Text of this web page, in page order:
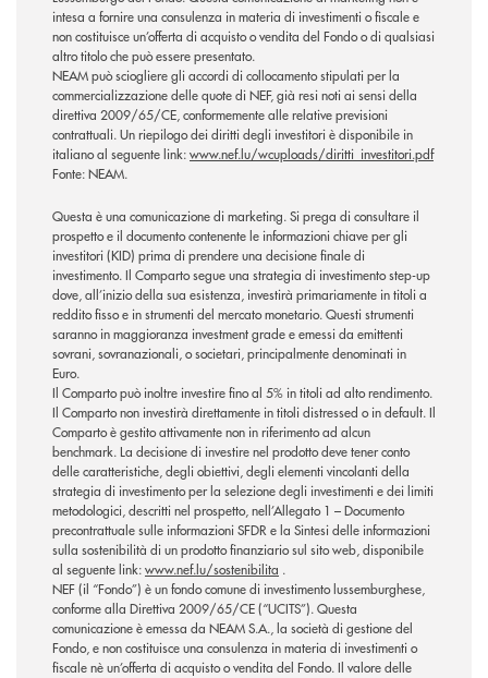
intesa a fornire una consulenza in materia di investimenti o fiscale e
non costituisce un’offerta di acquisto o vendita del Fondo o di qualsiasi
altro titolo che può essere presentato.
NEAM può sciogliere gli accordi di collocamento stipulati per la
commercializzazione delle quote di NEF, già resi noti ai sensi della
direttiva 2009/65/CE, conformemente alle relative previsioni
contrattuali. Un riepilogo dei diritti degli investitori è disponibile in
italiano al seguente link:www.nef.lu/wcuploads/diritti_investitori.pdf
Fonte: NEAM.
Questa è una comunicazione di marketing. Si prega di consultare il
prospetto e il documento contenente le informazioni chiave per gli
investitori (KID) prima di prendere una decisione finale di
investimento. Il Comparto segue una strategia di investimento step-up
dove, all’inizio della sua esistenza, investirà primariamente in titoli a
reddito fisso e in strumenti del mercato monetario. Questi strumenti
saranno in maggioranza investment grade e emessi da emittenti
sovrani, sovranazionali, o societari, principalmente denominati in
Euro.
Il Comparto può inoltre investire fino al 5% in titoli ad alto rendimento.
Il Comparto non investirà direttamente in titoli distressed o in default. Il
Comparto è gestito attivamente non in riferimento ad alcun
benchmark. La decisione di investire nel prodotto deve tener conto
delle caratteristiche, degli obiettivi, degli elementi vincolanti della
strategia di investimento per la selezione degli investimenti e dei limiti
metodologici, descritti nel prospetto, nell’Allegato 1 – Documento
precontrattuale sulle informazioni SFDR e la Sintesi delle informazioni
sulla sostenibilità di un prodotto finanziario sul sito web, disponibile
al seguente link:www.nef.lu/sostenibilita .
NEF (il “Fondo”) è un fondo comune di investimento lussemburghese,
conforme alla Direttiva 2009/65/CE (“UCITS”). Questa
comunicazione è emessa da NEAM S.A., la società di gestione del
Fondo, e non costituisce una consulenza in materia di investimenti o
fiscale nè un’offerta di acquisto o vendita del Fondo. Il valore delle